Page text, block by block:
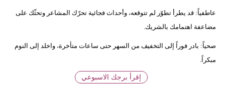
مرأة
إسلامية
عاطفياً: قد يطرأ تطوّر لم تتوقعه، وأحداث فجائية تحرّك المشاعر وتحثّك على
مضاعفة اهتمامك بالشريك.
صحياً: بادر فوراً إلى التخفيف من السهر حتى ساعات متأخرة، واخلد إلى النوم
مبكراً.
إقرأ برجك الاسبوعي